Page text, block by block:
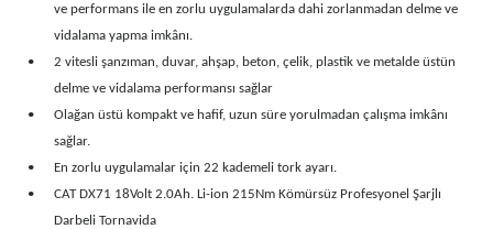
ve performans ile en zorlu uygulamalarda dahi zorlanmadan delme ve
vidalama yapma imkânı.
•
2 vitesli şanzıman, duvar, ahşap, beton, çelik, plastik ve metalde üstün
delme ve vidalama performansı sağlar
•
Olağan üstü kompakt ve hafif, uzun süre yorulmadan çalışma imkânı
sağlar.
•
En zorlu uygulamalar için 22 kademeli tork ayarı.
•
CAT DX71 18Volt 2.0Ah. Li-ion 215Nm Kömürsüz Profesyonel Şarjlı
Darbeli Tornavida